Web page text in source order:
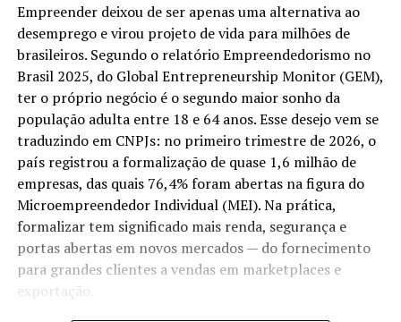
Empreender deixou de ser apenas uma alternativa ao
desemprego e virou projeto de vida para milhões de
brasileiros. Segundo o relatório Empreendedorismo no
Brasil 2025, do Global Entrepreneurship Monitor (GEM),
ter o próprio negócio é o segundo maior sonho da
população adulta entre 18 e 64 anos. Esse desejo vem se
traduzindo em CNPJs: no primeiro trimestre de 2026, o
país registrou a formalização de quase 1,6 milhão de
empresas, das quais 76,4% foram abertas na figura do
Microempreendedor Individual (MEI). Na prática,
formalizar tem significado mais renda, segurança e
portas abertas em novos mercados — do fornecimento
para grandes clientes a vendas em marketplaces e
exportação.